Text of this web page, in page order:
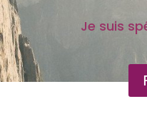
Je suis